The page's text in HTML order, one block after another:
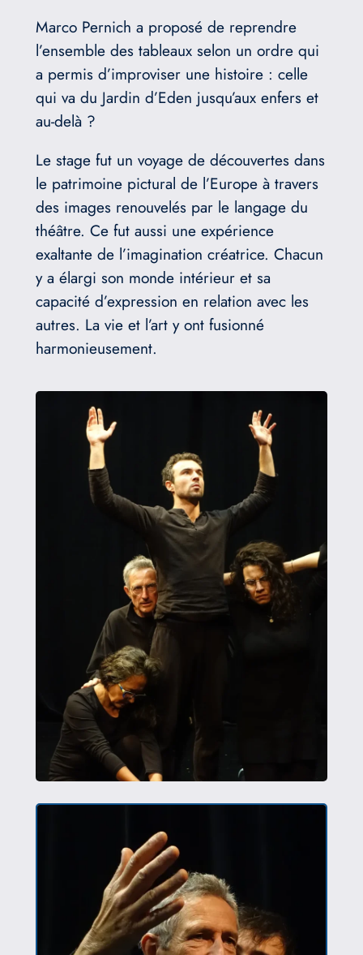
Marco Pernich a proposé de reprendre
l’ensemble des tableaux selon un ordre qui
a permis d’improviser une histoire : celle
qui va du Jardin d’Eden jusqu’aux enfers et
au-delà ?
Le stage fut un voyage de découvertes dans
le patrimoine pictural de l’Europe à travers
des images renouvelés par le langage du
théâtre. Ce fut aussi une expérience
exaltante de l’imagination créatrice. Chacun
y a élargi son monde intérieur et sa
capacité d’expression en relation avec les
autres. La vie et l’art y ont fusionné
harmonieusement.